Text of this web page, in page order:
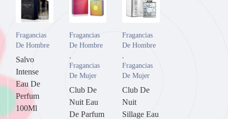
Fragancias
De Hombre
Salvo
Intense
Eau De
Perfum
100Ml
Fragancias
De Hombre
,
Fragancias
De Mujer
Club De
Nuit Eau
De Parfum
Fragancias
De Hombre
,
Fragancias
De Mujer
Club De
Nuit
Sillage Eau